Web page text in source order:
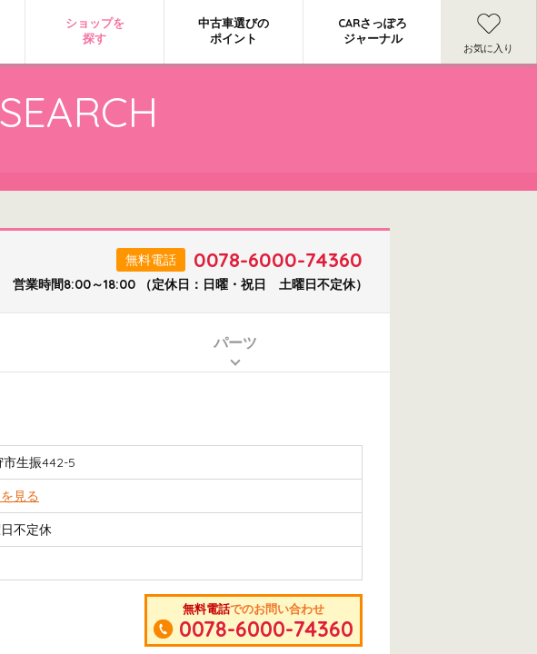
ショップを
探す
中古車選びの
ポイント
CARさっぽろ
ジャーナル
お気に入り
無料電話 0078-6000-74360
営業時間8:00～18:00 （定休日：日曜・祝日 土曜日不定休）
パーツ
生振442-5
見る
不定休
無料電話でのお問い合わせ
0078-6000-74360